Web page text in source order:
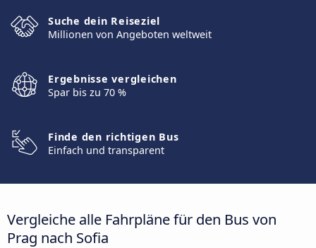
Suche dein Reiseziel
Millionen von Angeboten weltweit
Ergebnisse vergleichen
Spar bis zu 70 %
Finde den richtigen Bus
Einfach und transparent
Vergleiche alle Fahrpläne für den Bus von
Prag nach Sofia